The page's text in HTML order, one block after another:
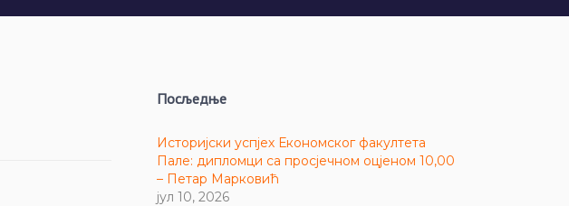
Посљедње
Историјски успјех Економског факултета
Пале: дипломци са просјечном оцјеном 10,00
– Петар Марковић
јул 10, 2026